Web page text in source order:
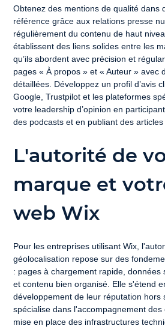
Obtenez des mentions de qualité dans
référence grâce aux relations presse
régulièrement du contenu de haut
établissent des liens solides entre les
qu’ils abordent avec précision et
pages « À propos » et « Auteur » avec
détaillées. Développez un profil d’avis
Google, Trustpilot et les plateformes
votre leadership d’opinion en
des podcasts et en publiant des articles
L'autorité de
marque et
web Wix
Pour les entreprises utilisant Wix,
géolocalisation repose sur des
: pages à chargement rapide, données
et contenu bien organisé. Elle s'étend
développement de leur réputation hors
spécialise dans l'accompagnement
mise en place des infrastructures